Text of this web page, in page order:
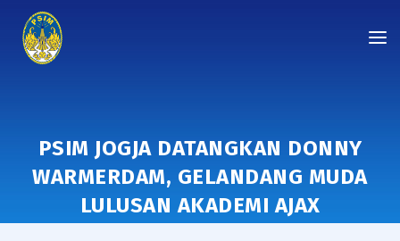
PSIM JOGJA DATANGKAN DONNY
WARMERDAM, GELANDANG MUDA
LULUSAN AKADEMI AJAX